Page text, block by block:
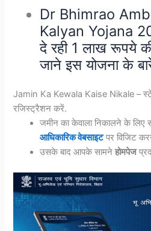
Dr Bhimrao
Kalyan Yojana
दे रही 1 लाख रूपये
जाने इस योजना के
Jamin Ka Kewala Kaise Nikale –
रजिस्ट्रैशन करें.
जमीन का केवाला निकालने के
आधिकारिक वेबसाइटपर विजिट
उसके बाद आपके सामनेहोमपेज